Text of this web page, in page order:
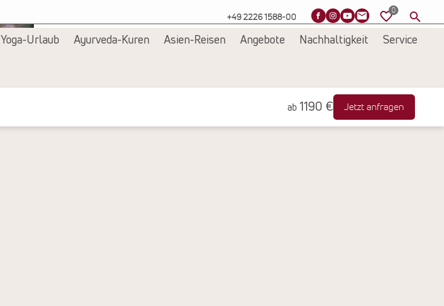
+49 2226 1588-00
Yoga-Urlaub Ayurveda-Kuren Asien-Reisen Angebote Nachhaltigkeit Service
ab 1190 € Jetzt anfragen